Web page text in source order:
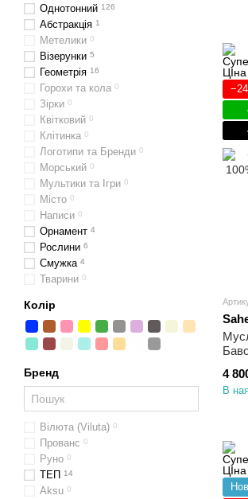
4
В
Однотонний 126
Абстракція 1
Метелики 0
Візерунки 5
Геометрія 16
Горохи та кола 0
Зірки 0
Квітковий 0
Клітинка 0
Логотипи та Бренди 0
Морський 0
Мультики та Ігри 0
Місто 0
Написи 0
Орнамент 4
Рослини 6
Смужка 4
Тварини 0
Колір
Бренд
Вілюта (Viluta) 0
Прованс 0
Руно 0
ТЕП 14
Aksu 0